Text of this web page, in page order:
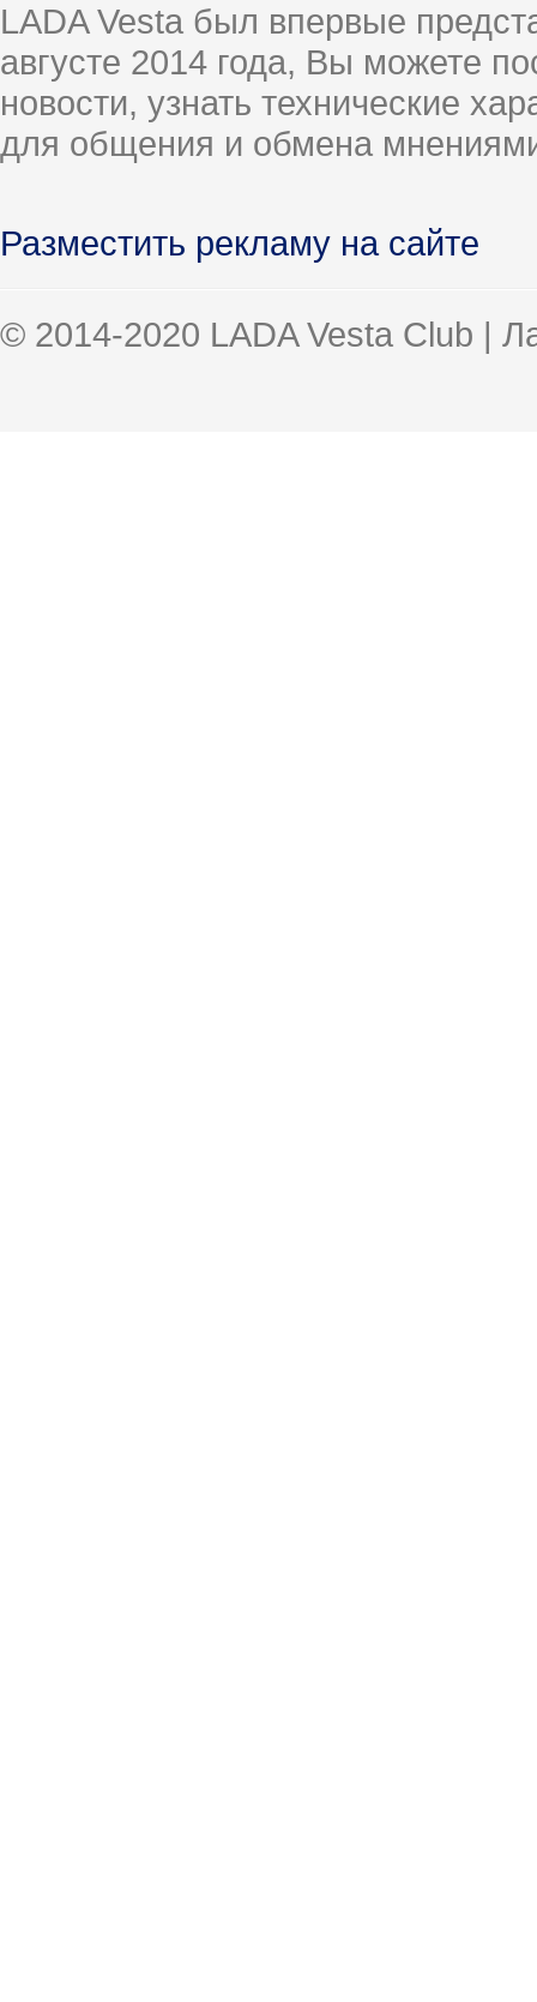
LADA Vesta был впервые
августе 2014 года, Вы можете
новости, узнать технические
для общения и обмена
Разместить рекламу на сайте
© 2014-2020 LADA Vesta Club |